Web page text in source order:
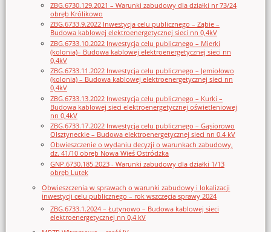
ZBG.6730.129.2021 – Warunki zabudowy dla działki nr 73/24
obręb Królikowo
ZBG.6733.9.2022 Inwestycja celu publicznego – Ząbie –
Budowa kablowej elektroenergetycznej sieci nn 0,4kV
ZBG.6733.10.2022 Inwestycja celu publicznego – Mierki
(kolonia)– Budowa kablowej elektroenergetycznej sieci nn
0,4kV
ZBG.6733.11.2022 Inwestycja celu publicznego – Jemiołowo
(kolonia) – Budowa kablowej elektroenergetycznej sieci nn
0,4kV
ZBG.6733.13.2022 Inwestycja celu publicznego – Kurki –
Budowa kablowej sieci elektroenergetycznej oświetleniowej
nn 0,4kV
ZBG.6733.17.2022 Inwestycja celu publicznego – Gąsiorowo
Olsztyneckie – Budowa elektroenergetycznej sieci nn 0,4 kV
Obwieszczenie o wydaniu decyzji o warunkach zabudowy,
dz. 41/10 obręb Nowa Wieś Ostródzka
GNP.6730.185.2023 - Warunki zabudowy dla działki 1/13
obręb Lutek
Obwieszczenia w sprawach o warunki zabudowy i lokalizacji
inwestycji celu publicznego – rok wszczęcia sprawy 2024
ZBG.6733.1.2024 – Łutynowo – Budowa kablowej sieci
elektroenergetycznej nn 0,4 kV